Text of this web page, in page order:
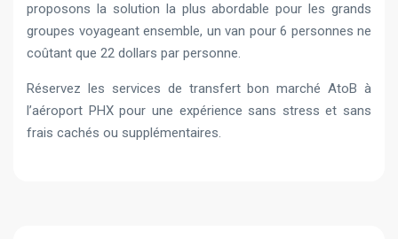
proposons la solution la plus abordable pour les grands
groupes voyageant ensemble, un van pour 6 personnes ne
coûtant que 22 dollars par personne.
Réservez les services de transfert bon marché AtoB à
l’aéroport PHX pour une expérience sans stress et sans
frais cachés ou supplémentaires.